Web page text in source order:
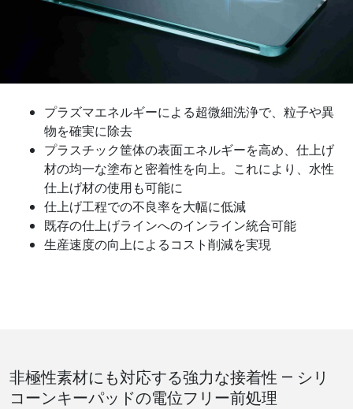
プラズマエネルギーによる超微細洗浄で、粒子や異
物を確実に除去
プラスチック筐体の表面エネルギーを高め、仕上げ
材の均一な塗布と密着性を向上。これにより、水性
仕上げ材の使用も可能に
仕上げ工程での不良率を大幅に低減
既存の仕上げラインへのインライン統合可能
生産速度の向上によるコスト削減を実現
非極性素材にも対応する強力な接着性 ― シリ
コーンキーパッドの電位フリー前処理